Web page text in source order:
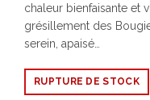
chaleur bienfaisante et
grésillement des
serein, apaisé…
RUPTURE DE STOCK